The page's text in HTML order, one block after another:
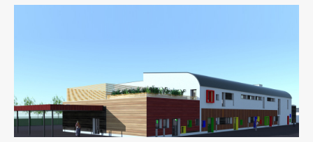
Enseignement Ingenierie TCE Pilotage D'opération / MOEX